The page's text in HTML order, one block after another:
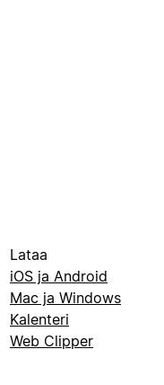
Lataa
iOS ja Android
Mac ja Windows
Kalenteri
Web Clipper